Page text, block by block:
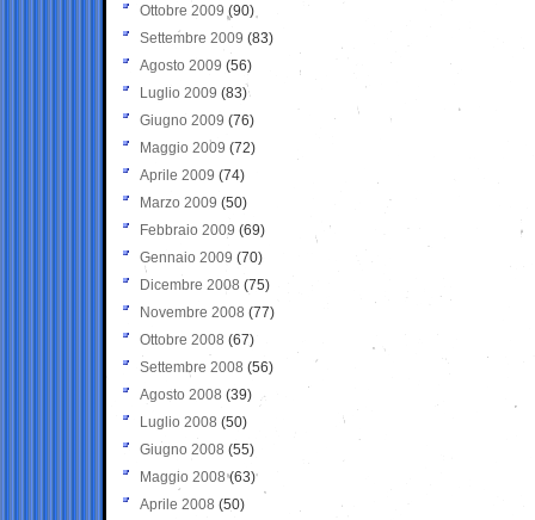
Ottobre 2009 (90)
Settembre 2009 (83)
Agosto 2009 (56)
Luglio 2009 (83)
Giugno 2009 (76)
Maggio 2009 (72)
Aprile 2009 (74)
Marzo 2009 (50)
Febbraio 2009 (69)
Gennaio 2009 (70)
Dicembre 2008 (75)
Novembre 2008 (77)
Ottobre 2008 (67)
Settembre 2008 (56)
Agosto 2008 (39)
Luglio 2008 (50)
Giugno 2008 (55)
Maggio 2008(63)
Aprile 2008 (50)